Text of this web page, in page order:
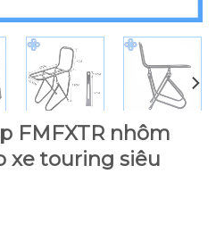
FMFXTR nhôm
xe touring siêu